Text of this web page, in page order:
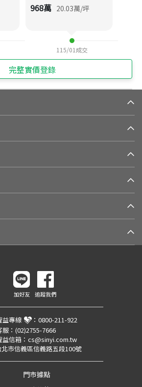
968萬 20.03萬/坪
115/01 成交
完整實價登錄
加好友 追蹤我們
益專線 ： 0800-211-922
： (02)2755-7666
信箱： cs@sinyi.com.tw
北市信義區信義路五段100號
門市據點